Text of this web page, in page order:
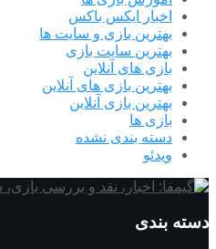
اخبار ایکس باکس
بهترین بازی و سایت ها
بهترین سایت بازی
بازی های آنلاین
بهترین بازی های آنلاین
بهترین بازی آنلاین
بازی ها
دسته بندی نشده
ویدئو
دسته بندی